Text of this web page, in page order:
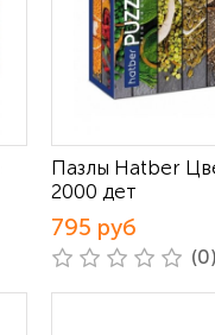
Пазлы Hatber
2000 дет
795 руб